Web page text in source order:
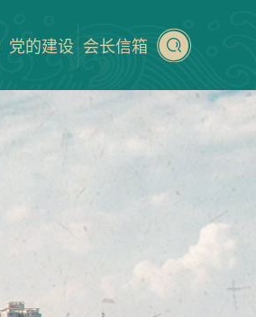
党的建设 会长信箱